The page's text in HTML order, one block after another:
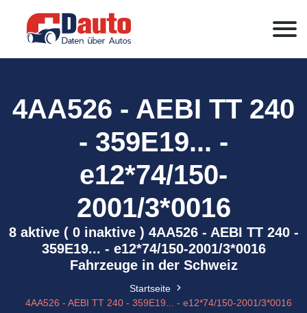
4AA526 - AEBI TT 240
- 359E19... -
e12*74/150-
2001/3*0016
8 aktive ( 0 inaktive ) 4AA526 - AEBI TT 240 -
359E19... - e12*74/150-2001/3*0016
Fahrzeuge in der Schweiz
Startseite
4AA526 - AEBI TT 240 - 359E19... - e12*74/150-2001/3*0016